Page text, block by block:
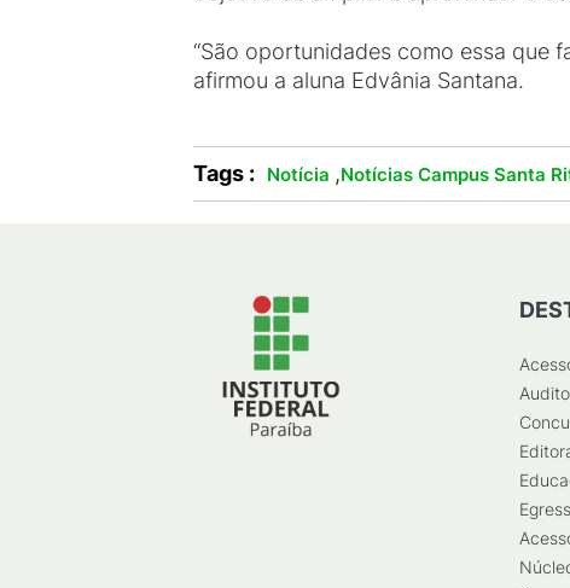
“São oportunidades como essa que
afirmou a aluna Edvânia Santana.
Tags : Notícia ,Notícias Campus Santa